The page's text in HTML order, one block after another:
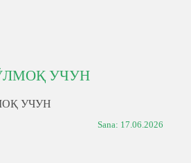
УЧУН
УЧУН
Sana: 17.06.2026